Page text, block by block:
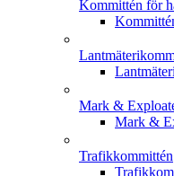
Kommittén för
Mark &
Mark &
Trafikkommittén